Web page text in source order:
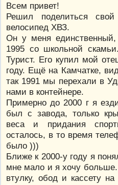
Всем привет!
Решил поделиться
велосипед ХВЗ.
Он у меня
1995 со школьной
Турист. Его купил мой
году. Ещё на Камчатке,
так 1991 мы перехали в
нами в контейнере.
Примерно до 2000 г я
был с завода, только
веса и придания
осталось, в то время
было )))
Ближе к 2000-у году я
мне мало и я хочу
втулку, обод и кассету